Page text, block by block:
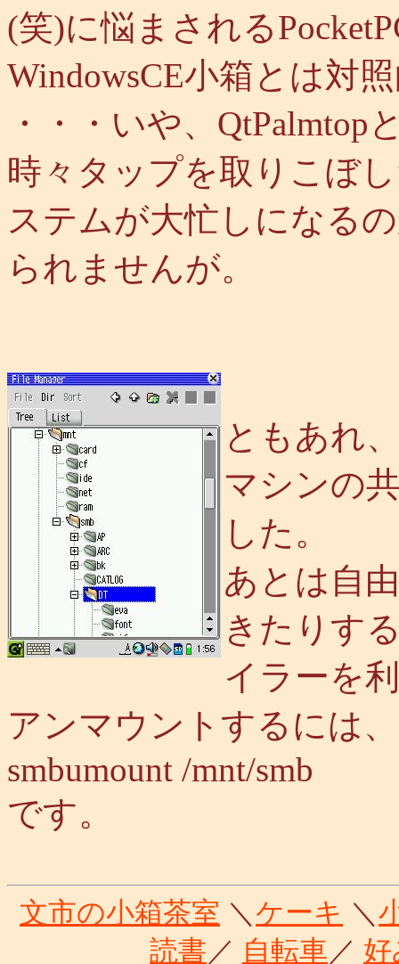
(笑)に悩まされる
WindowsCE小箱とは対
・・・いや、
時々タップを取りこぼ
ステムが大忙しになる
られませんが。
ともあれ
マシンの
した。
あとは自
きたりす
イラーを
アンマウントするには、
smbumount /mnt/smb
です。
文市の小箱茶室 ＼ ケーキ ＼
読書／ 自転車／ 好